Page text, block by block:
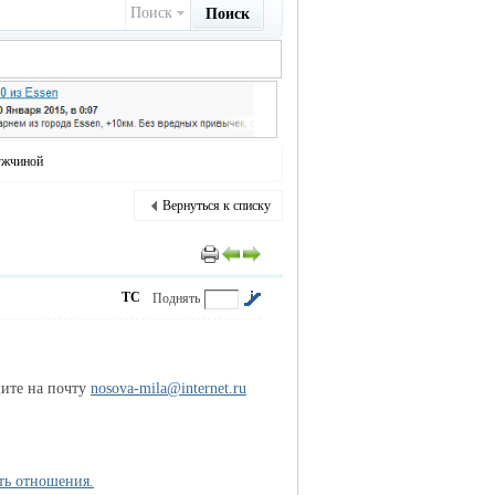
Поиск Поиск
Вернуться к списку
Поднять
ТС
на почту nosova-mila@internet.ru
отношения.